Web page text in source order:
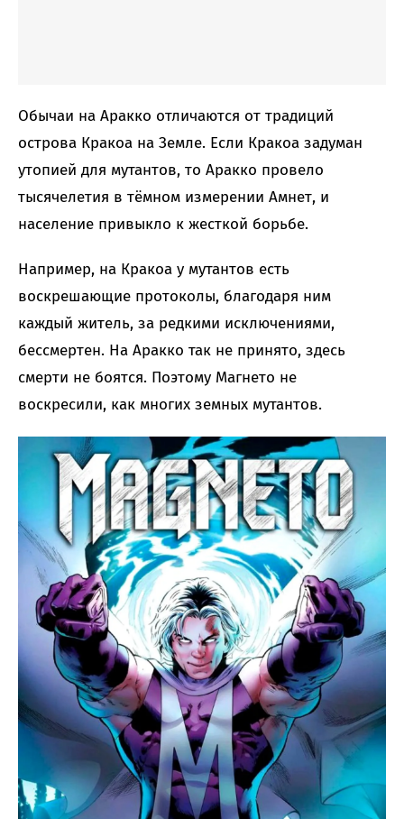
Обычаи на Аракко отличаются от традиций
острова Кракоа на Земле. Если Кракоа задуман
утопией для мутантов, то Аракко провело
тысячелетия в тёмном измерении Амнет, и
население привыкло к жесткой борьбе.
Например, на Кракоа у мутантов есть
воскрешающие протоколы, благодаря ним
каждый житель, за редкими исключениями,
бессмертен. На Аракко так не принято, здесь
смерти не боятся. Поэтому Магнето не
воскресили, как многих земных мутантов.